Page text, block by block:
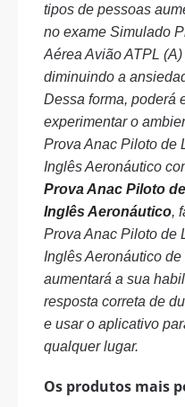
tipos de pessoas
no exame Simulado
Aérea Avião ATPL
diminuindo a
Dessa forma, poderá
experimentar o
Prova Anac Piloto de
Inglês Aeronáutico
Prova Anac Piloto
Inglês Aeronáutico,
Prova Anac Piloto de
Inglês Aeronáutico
aumentará a sua
resposta correta de
e usar o aplicativo
qualquer lugar.
Os produtos mais